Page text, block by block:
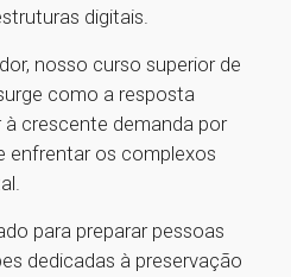
digitais.
nosso curso superior de
como a resposta
crescente demanda por
enfrentar os complexos
para preparar pessoas
dedicadas à preservação